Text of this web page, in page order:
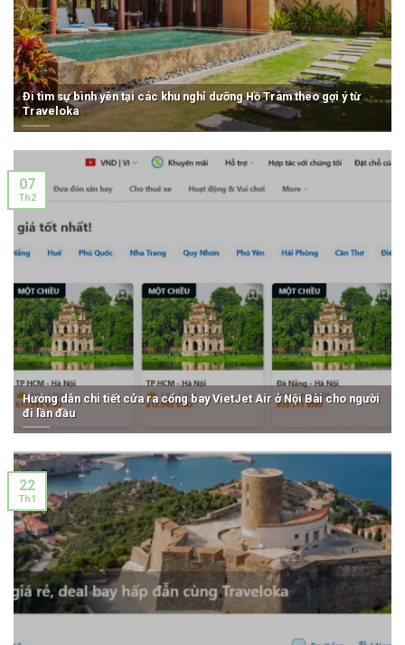
Đi tìm sự bình yên tại các khu nghỉ dưỡng Hồ Tràm theo gợi ý từ
Traveloka
Hướng dẫn chi tiết cửa ra cổng bay VietJet Air ở Nội Bài cho người
đi lần đầu
07
Th2
22
Th1